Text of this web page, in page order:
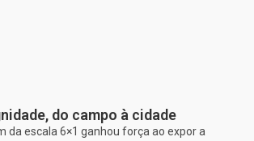
do campo à cidade
da escala 6×1 ganhou força ao expor a